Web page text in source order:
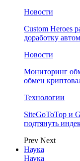
Новости
Custom Heroes
доработку
Новости
Мониторинг
обмен
Технологии
SiteGoToTop и
подтянуть
Prev Next
Наука
Наука